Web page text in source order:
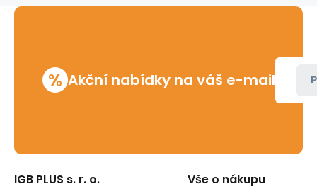
% Akční nabídky na váš e-mail
IGB PLUS s. r. o. Vše o nákupu